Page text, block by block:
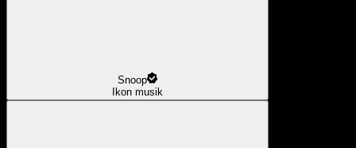
Snoop
Ikon musik